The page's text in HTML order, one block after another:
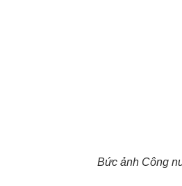
Bức ảnh Công